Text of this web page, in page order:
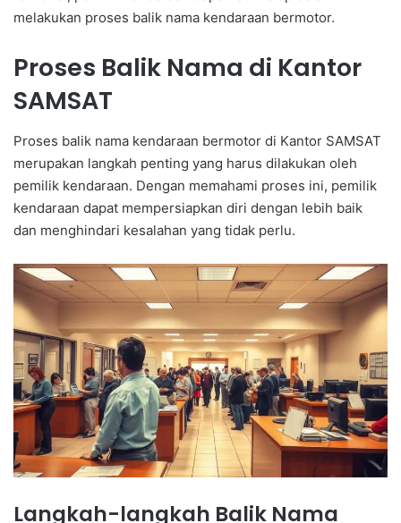
melakukan proses balik nama kendaraan bermotor.
Proses Balik Nama di Kantor
SAMSAT
Proses balik nama kendaraan bermotor di Kantor SAMSAT
merupakan langkah penting yang harus dilakukan oleh
pemilik kendaraan. Dengan memahami proses ini, pemilik
kendaraan dapat mempersiapkan diri dengan lebih baik
dan menghindari kesalahan yang tidak perlu.
Langkah-langkah Balik Nama